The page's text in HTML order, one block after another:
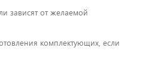
зависят от желаемой
комплектующих, если